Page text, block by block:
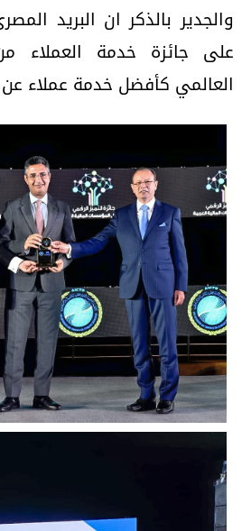
والجدير بالذكر ان البريد
على جائزة خدمة العملاء من
العالمي كأفضل خدمة عملاء عن عام